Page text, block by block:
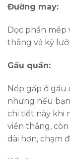
Đường may:
Dọc phần mép
thẳng và kỹ
Gấu quần:
Nếp gấp ở
nhưng nếu
chi tiết này khi
viền thẳng,
dài hơn, chạm